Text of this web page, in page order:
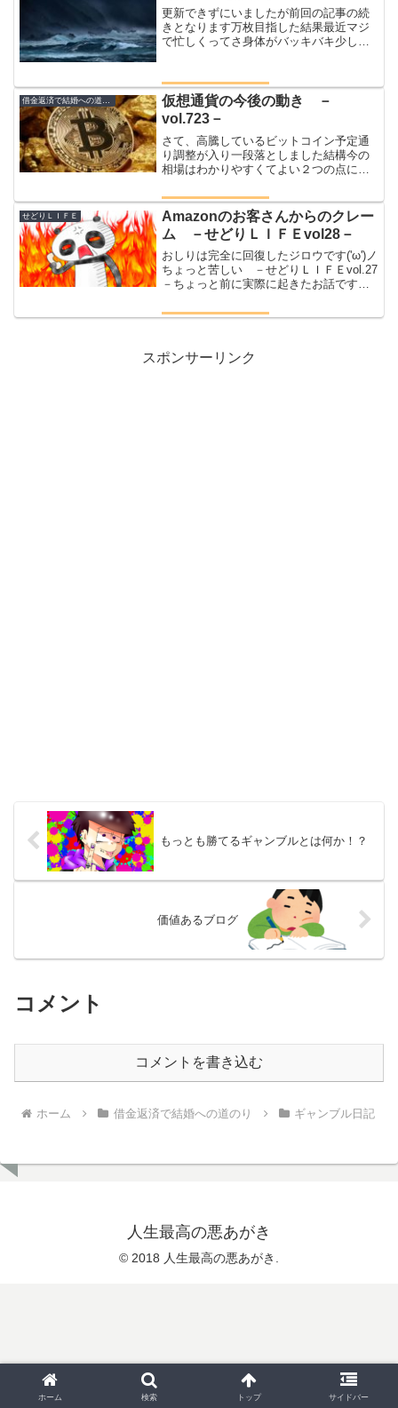
更新できずにいましたが前回の記事の続
きとなります万枚目指した結果最近マジ
で忙しくってさ身体がバッキバキ少しで
力メーターが３０％ほどに回復した次第
でございますあとね一日更...
借金返済で結婚への道のり
仮想通貨の今後の動き －
vol.723－
さて、高騰しているビットコイン予定通
り調整が入り一段落としました結構今の
相場はわかりやすくてよい２つの点につ
す仮想通貨の今後まず直近の流れです２
つの予想ができますひとつが今が底で上
げ下げを繰り返しながら過...
せどりＬＩＦＥ
Amazonのお客さんからのクレー
ム －せどりＬＩＦＥvol28－
おしりは完全に回復したジロウです('ω')ノ
ちょっと苦しい －せどりＬＩＦＥvol.27
－ちょっと前に実際に起きたお話ですい
`ω-)Amazonのお客さんからのクレーム
スポンサーリンク
もっとも勝てるギャンブルとは何か！？
価値あるブログ
コメント
コメントを書き込む
ホーム 借金返済で結婚への道のり ギャンブル日記
人生最高の悪あがき
© 2018 人生最高の悪あがき.
ホーム 検索 トップ サイドバー